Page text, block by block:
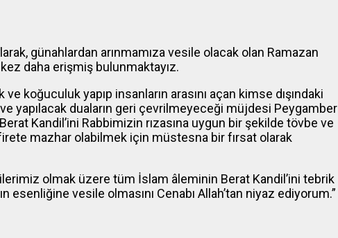
günahlardan arınmamıza vesile olacak olan Ramazan
daha erişmiş bulunmaktayız.
koğuculuk yapıp insanların arasını açan kimse dışındaki
yapılacak duaların geri çevrilmeyeceği müjdesi Peygamber
Kandil’ini Rabbimizin rızasına uygun bir şekilde tövbe ve
mazhar olabilmek için müstesna bir fırsat olarak
olmak üzere tüm İslam âleminin Berat Kandil’ini tebrik
esenliğine vesile olmasını Cenabı Allah’tan niyaz ediyorum.”